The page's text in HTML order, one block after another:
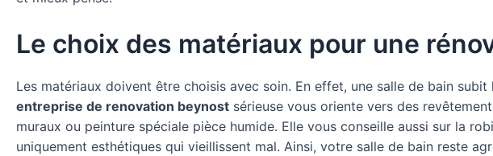
Le choix des matériaux pour une
Les matériaux doivent être choisis avec soin. En effet, une salle de bain
entreprise de renovation beynost sérieuse vous oriente vers des
muraux ou peinture spéciale pièce humide. Elle vous conseille aussi sur la
uniquement esthétiques qui vieillissent mal. Ainsi, votre salle de bain reste